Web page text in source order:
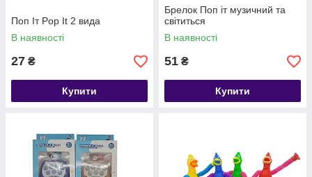
Поп Іт Pop It 2 вида
В наявності
27 ₴
Купити
Брелок Поп іт музичний та
світиться
В наявності
51 ₴
Купити